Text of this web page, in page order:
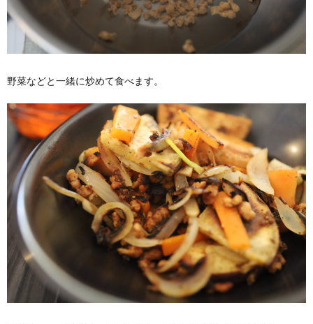
野菜などと一緒に炒めて食べます。